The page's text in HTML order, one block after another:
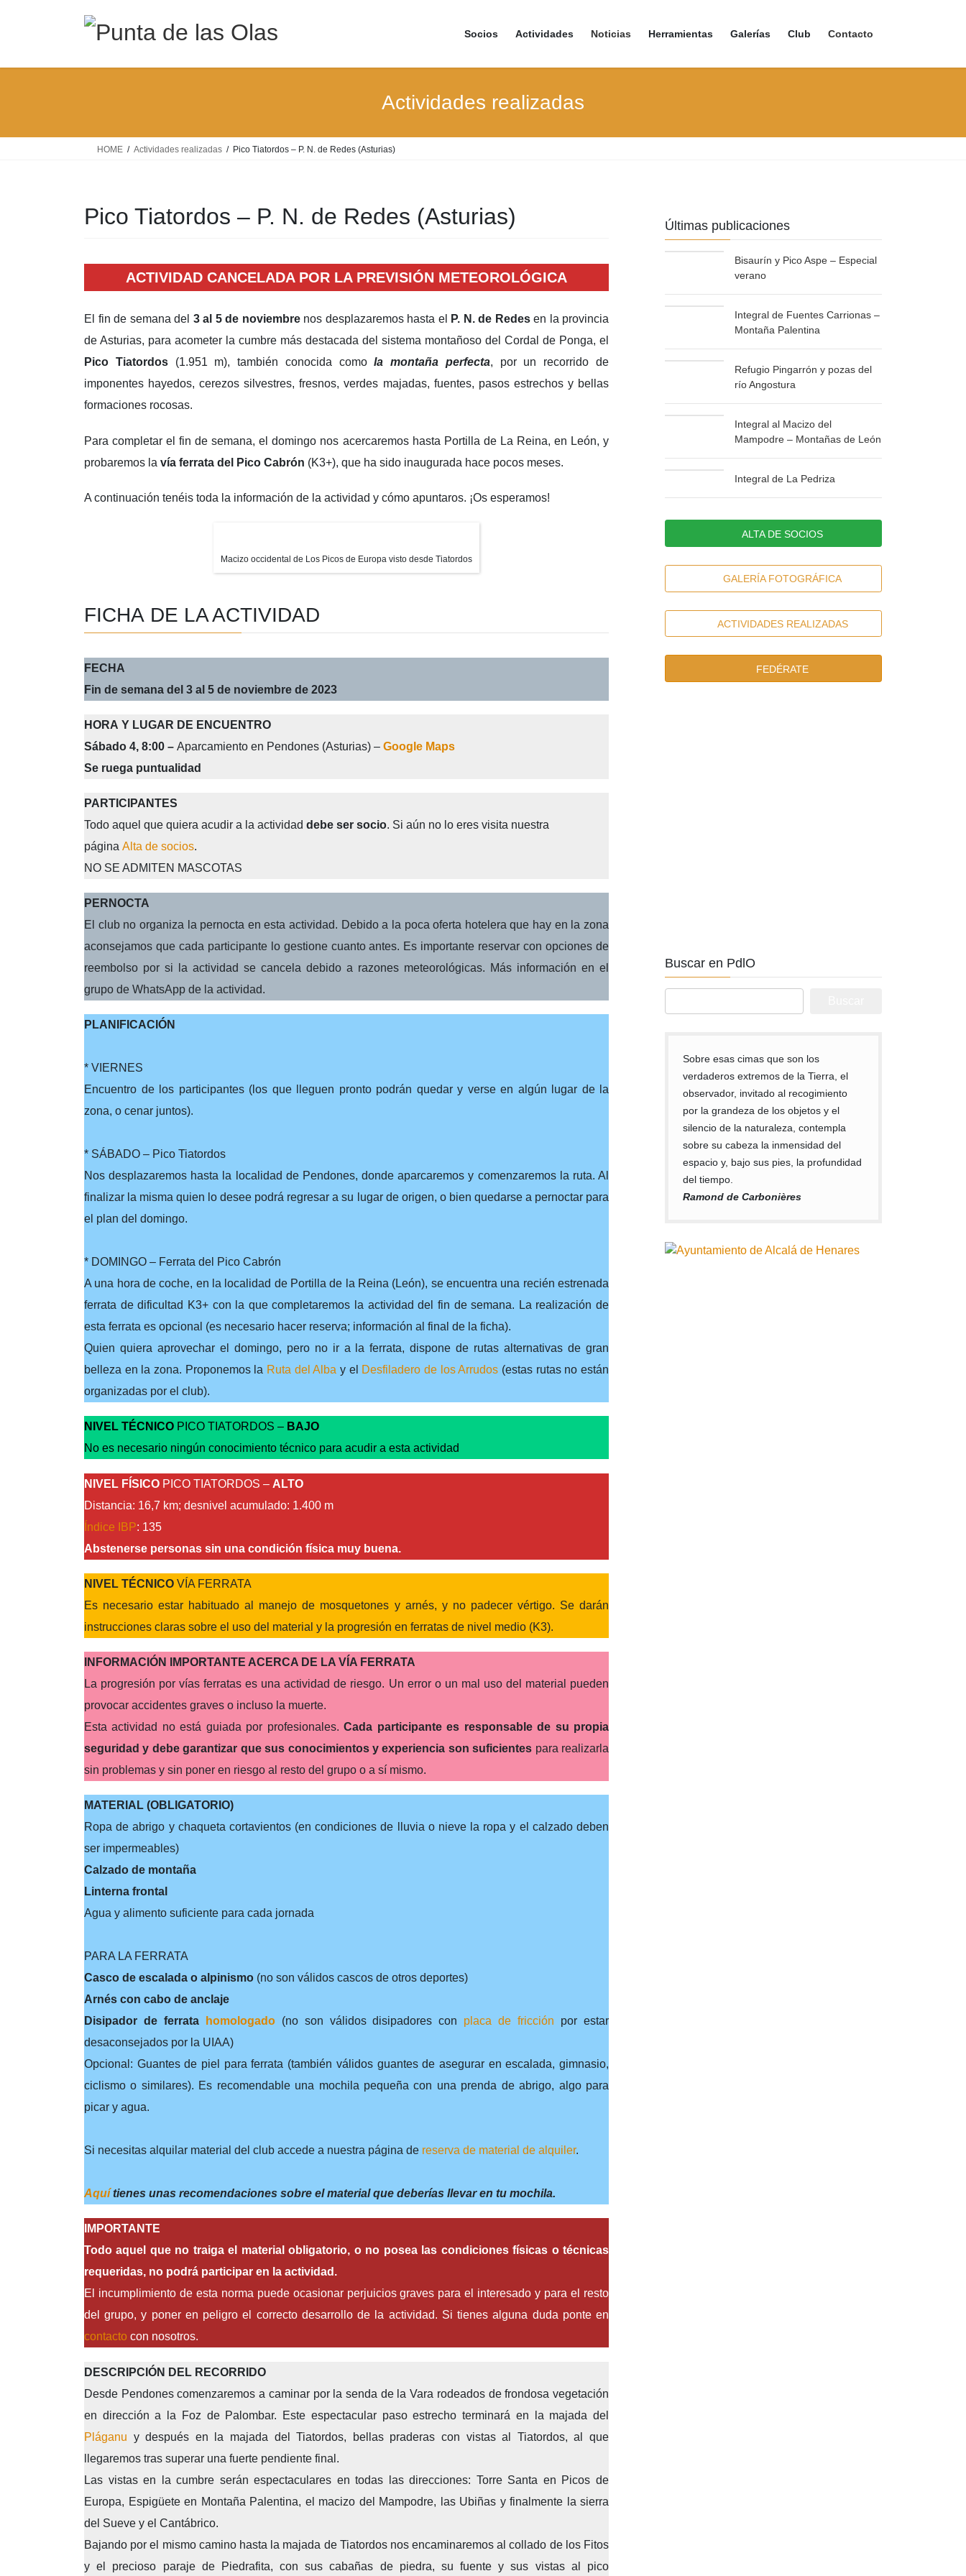
Socios Actividades Noticias Herramientas Galerías Club Contacto
Actividades realizadas
HOME Actividades realizadas Pico Tiatordos – P. N. de Redes (Asturias)
Pico Tiatordos – P. N. de Redes (Asturias)
ACTIVIDAD CANCELADA POR LA PREVISIÓN METEOROLÓGICA
El fin de semana del 3 al 5 de noviembre nos desplazaremos hasta el P. N. de Redes en la provincia
de Asturias, para acometer la cumbre más destacada del sistema montañoso del Cordal de Ponga, el
Pico Tiatordos(1.951 m), también conocida comola montaña perfecta, por un recorrido de
imponentes hayedos, cerezos silvestres, fresnos, verdes majadas, fuentes, pasos estrechos y bellas
formaciones rocosas.
Para completar el fin de semana, el domingo nos acercaremos hasta Portilla de La Reina, en León, y
probaremos la vía ferrata del Pico Cabrón (K3+), que ha sido inaugurada hace pocos meses.
A continuación tenéis toda la información de la actividad y cómo apuntaros. ¡Os esperamos!
Macizo occidental de Los Picos de Europa visto desde Tiatordos
FICHA DE LA ACTIVIDAD
FECHA
Fin de semana del 3 al 5 de noviembre de 2023
HORA Y LUGAR DE ENCUENTRO
Sábado 4, 8:00 – Aparcamiento en Pendones (Asturias) – Google Maps
Se ruega puntualidad
PARTICIPANTES
Todo aquel que quiera acudir a la actividad debe ser socio. Si aún no lo eres visita nuestra
página Alta de socios.
NO SE ADMITEN MASCOTAS
PERNOCTA
El club no organiza la pernocta en esta actividad. Debido a la poca oferta hotelera que hay en la zona
aconsejamos que cada participante lo gestione cuanto antes. Es importante reservar con opciones de
reembolso por si la actividad se cancela debido a razones meteorológicas. Más información en el
grupo de WhatsApp de la actividad.
PLANIFICACIÓN
* VIERNES
Encuentro de los participantes (los que lleguen pronto podrán quedar y verse en algún lugar de la
zona, o cenar juntos).
* SÁBADO – Pico Tiatordos
Nos desplazaremos hasta la localidad de Pendones, donde aparcaremos y comenzaremos la ruta. Al
finalizar la misma quien lo desee podrá regresar a su lugar de origen, o bien quedarse a pernoctar para
el plan del domingo.
* DOMINGO – Ferrata del Pico Cabrón
A una hora de coche, en la localidad de Portilla de la Reina (León), se encuentra una recién estrenada
ferrata de dificultad K3+ con la que completaremos la actividad del fin de semana. La realización de
esta ferrata es opcional (es necesario hacer reserva; información al final de la ficha).
Quien quiera aprovechar el domingo, pero no ir a la ferrata, dispone de rutas alternativas de gran
belleza en la zona. Proponemos la Ruta del Alba y el Desfiladero de los Arrudos (estas rutas no están
organizadas por el club).
NIVEL TÉCNICO PICO TIATORDOS – BAJO
No es necesario ningún conocimiento técnico para acudir a esta actividad
NIVEL FÍSICO PICO TIATORDOS – ALTO
Distancia: 16,7 km; desnivel acumulado: 1.400 m
Índice IBP: 135
Abstenerse personas sin una condición física muy buena.
NIVEL TÉCNICO VÍA FERRATA
Es necesario estar habituado al manejo de mosquetones y arnés, y no padecer vértigo. Se darán
instrucciones claras sobre el uso del material y la progresión en ferratas de nivel medio (K3).
INFORMACIÓN IMPORTANTE ACERCA DE LA VÍA FERRATA
La progresión por vías ferratas es una actividad de riesgo. Un error o un mal uso del material pueden
provocar accidentes graves o incluso la muerte.
Esta actividad no está guiada por profesionales.Cada participante es responsable de su propia
seguridad y debe garantizar que sus conocimientos y experiencia son suficientes para realizarla
sin problemas y sin poner en riesgo al resto del grupo o a sí mismo.
MATERIAL (OBLIGATORIO)
Ropa de abrigo y chaqueta cortavientos (en condiciones de lluvia o nieve la ropa y el calzado deben
ser impermeables)
Calzado de montaña
Linterna frontal
Agua y alimento suficiente para cada jornada
PARA LA FERRATA
Casco de escalada o alpinismo (no son válidos cascos de otros deportes)
Arnés con cabo de anclaje
Disipador de ferrata
homologado(no son válidos disipadores con placa de fricción por estar
desaconsejados por la UIAA)
Opcional: Guantes de piel para ferrata (también válidos guantes de asegurar en escalada, gimnasio,
ciclismo o similares). Es recomendable una mochila pequeña con una prenda de abrigo, algo para
picar y agua.
Si necesitas alquilar material del club accede a nuestra página de reserva de material de alquiler.
Aquítienes unas recomendaciones sobre el material que deberías llevar en tu mochila.
IMPORTANTE
Todo aquel que no traiga el material obligatorio, o no posea las condiciones físicas o técnicas
requeridas, no podrá participar en la actividad.
El incumplimiento de esta norma puede ocasionar perjuicios graves para el interesado y para el resto
del grupo, y poner en peligro el correcto desarrollo de la actividad. Si tienes alguna duda ponte en
contacto con nosotros.
DESCRIPCIÓN DEL RECORRIDO
Desde Pendones comenzaremos a caminar por la senda de la Vara rodeados de frondosa vegetación
en dirección a la Foz de Palombar. Este espectacular paso estrecho terminará en la majada del
Pláganu y después en la majada del Tiatordos, bellas praderas con vistas al Tiatordos, al que
llegaremos tras superar una fuerte pendiente final.
Las vistas en la cumbre serán espectaculares en todas las direcciones: Torre Santa en Picos de
Europa, Espigüete en Montaña Palentina, el macizo del Mampodre, las Ubiñas y finalmente la sierra
del Sueve y el Cantábrico.
Bajando por el mismo camino hasta la majada de Tiatordos nos encaminaremos al collado de los Fitos
y el precioso paraje de Piedrafita, con sus cabañas de piedra, su fuente y sus vistas al pico
Últimas publicaciones
Bisaurín y Pico Aspe – Especial
verano
Integral de Fuentes Carrionas –
Montaña Palentina
Refugio Pingarrón y pozas del
río Angostura
Integral al Macizo del
Mampodre – Montañas de León
Integral de La Pedriza
ALTA DE SOCIOS
GALERÍA FOTOGRÁFICA
ACTIVIDADES REALIZADAS
FEDÉRATE
Buscar en PdlO
Sobre esas cimas que son los
verdaderos extremos de la Tierra, el
observador, invitado al recogimiento
por la grandeza de los objetos y el
silencio de la naturaleza, contempla
sobre su cabeza la inmensidad del
espacio y, bajo sus pies, la profundidad
del tiempo.
Ramond de Carbonières